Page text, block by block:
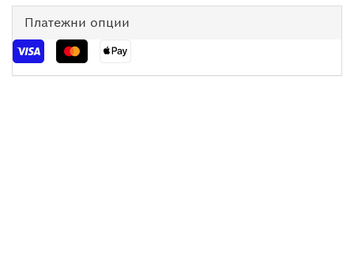
Платежни опции